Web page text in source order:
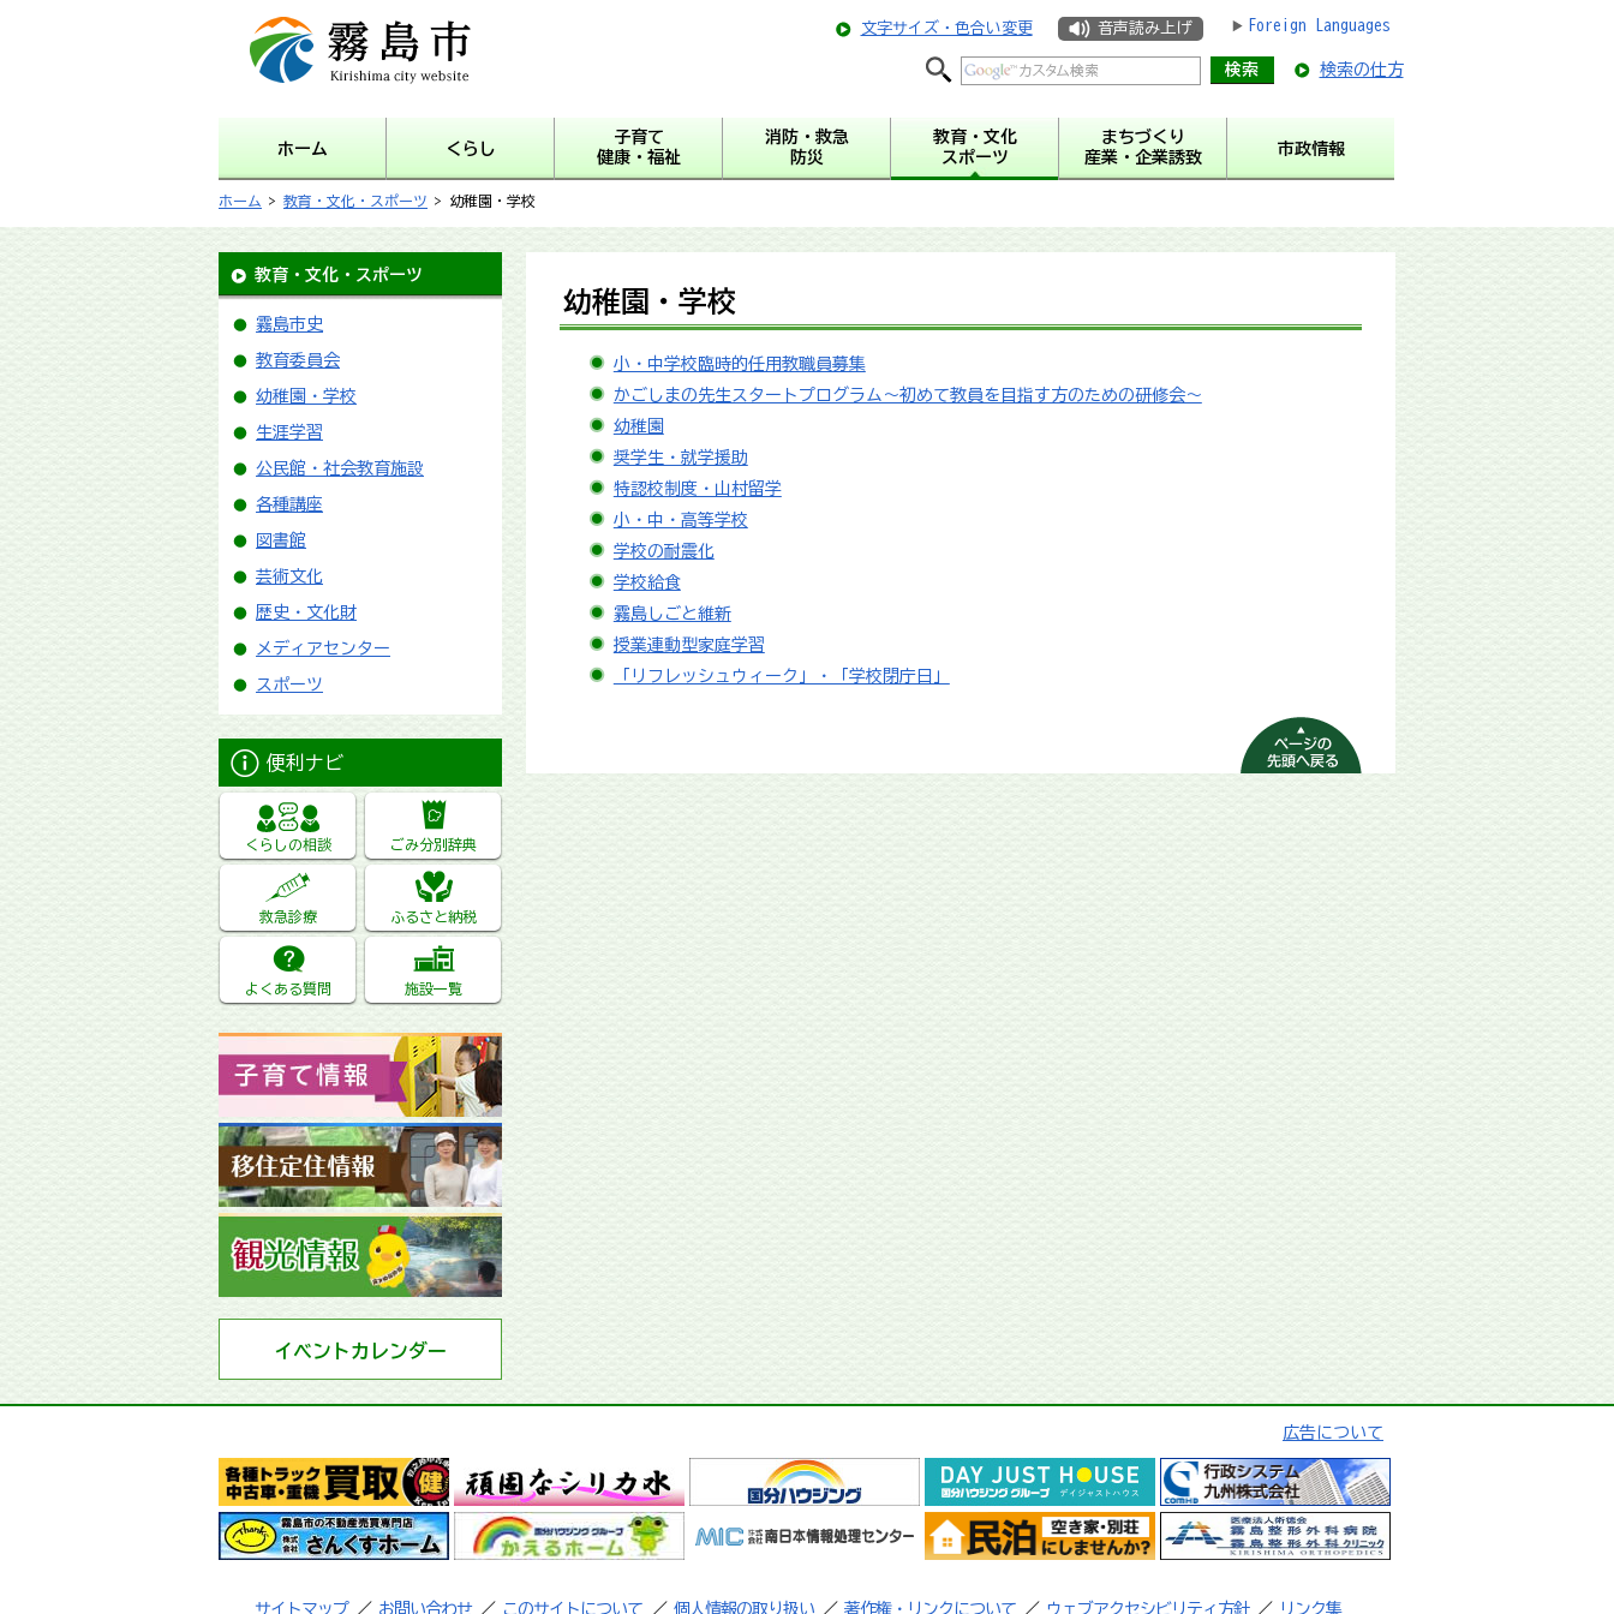
霧島市 Kirishima city
website
文字サイズ・色合い変更 音声読み上げ Foreign Languages
検索の仕方
ホーム くらし
子育て
健康・福祉
消防・救急
防災
教育・文化
スポーツ
まちづくり
産業・企業誘致
市政情報
ホーム > 教育・文化・スポーツ > 幼稚園・学校
教育・文化・スポーツ
霧島市史
教育委員会
幼稚園・学校
生涯学習
公民館・社会教育施設
各種講座
図書館
芸術文化
歴史・文化財
メディアセンター
スポーツ
便利ナビ
くらしの相談 ごみ分別辞典
救急診療 ふるさと納税
よくある質問 施設一覧
イベントカレンダー
幼稚園・学校
小・中学校臨時的任用教職員募集
かごしまの先生スタートプログラム～初めて教員を目指す方のための研修会～
幼稚園
奨学生・就学援助
特認校制度・山村留学
小・中・高等学校
学校の耐震化
学校給食
霧島しごと維新
授業連動型家庭学習
「リフレッシュウィーク」・「学校閉庁日」
ページの先頭へ
戻る
広告について
サイトマップ ／ お問い合わせ ／ このサイトについて ／ 個人情報の取り扱い ／ 著作権・リンクについて ／ ウェブアクセシビリティ方針 ／ リンク集